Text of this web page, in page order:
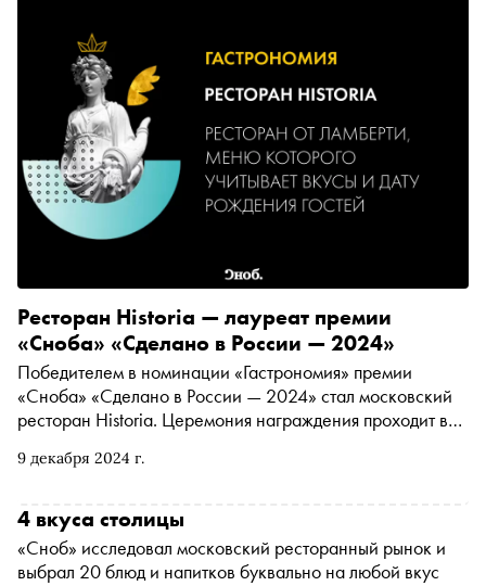
9 декабря 2024 г.
Ресторан Historia — лауреат премии
«Сноба» «Сделано в России — 2024»
Победителем в номинации «Гастрономия» премии
«Сноба» «Сделано в России — 2024» стал московский
ресторан Historia. Церемония награждения проходит в
4 вкуса столицы
«Сноб» исследовал московский ресторанный рынок и
выбрал 20 блюд и напитков буквально на любой вкус